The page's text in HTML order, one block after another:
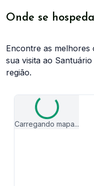
Onde se
Encontre as melhores
sua visita ao
região.
Carregando mapa...